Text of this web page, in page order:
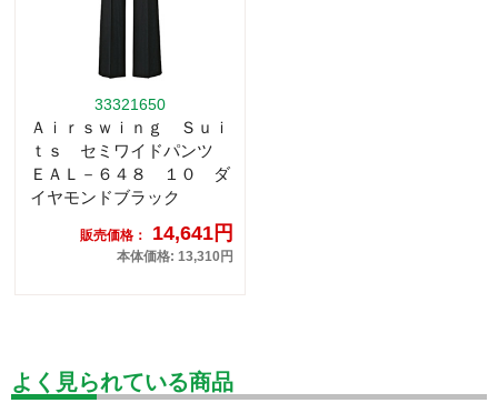
33321650
Ａｉｒｓｗｉｎｇ Ｓｕｉ
ｔｓ セミワイドパンツ
ＥＡＬ－６４８ １０ ダ
イヤモンドブラック
販売価格： 14,641円
本体価格: 13,310円
よく見られている商品